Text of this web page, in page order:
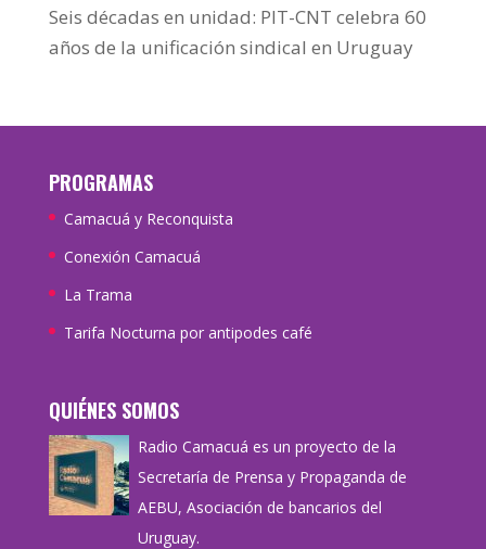
Seis décadas en unidad: PIT-CNT celebra 60
años de la unificación sindical en Uruguay
PROGRAMAS
Camacuá y Reconquista
Conexión Camacuá
La Trama
Tarifa Nocturna por antipodes café
QUIÉNES SOMOS
Radio Camacuá es un proyecto de la
Secretaría de Prensa y Propaganda de
AEBU, Asociación de bancarios del
Uruguay.